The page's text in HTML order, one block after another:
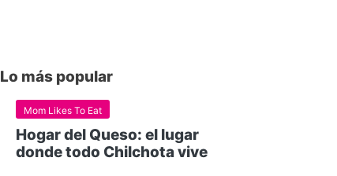
Lo más popular
Mom Likes To Eat
Hogar del Queso: el lugar
donde todo Chilchota vive